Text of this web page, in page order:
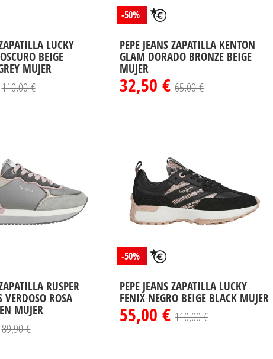
LUCKY
BEIGE
MUJER
110,00 €
-50%
PEPE JEANS ZAPATILLA KENTON
GLAM DORADO BRONZE BEIGE
MUJER
32,50 € 65,00 €
RUSPER
ROSA
MUJER
89,90 €
-50%
PEPE JEANS ZAPATILLA LUCKY
FENIX NEGRO BEIGE BLACK MUJER
55,00 € 110,00 €